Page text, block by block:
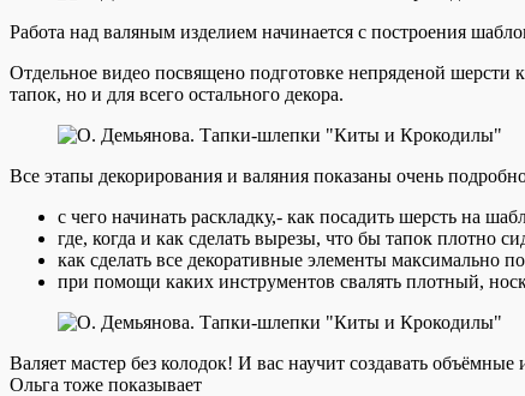
Работа над валяным изделием начинается с построения
Отдельное видео посвящено подготовке непряденой шерсти
тапок, но и для всего остального декора.
Все этапы декорирования и валяния показаны очень
с чего начинать раскладку,- как посадить шерсть на
где, когда и как сделать вырезы, что бы тапок плотно
как сделать все декоративные элементы максимально
при помощи каких инструментов свалять плотный,
Валяет мастер без колодок! И вас научит создавать
Ольга тоже показывает